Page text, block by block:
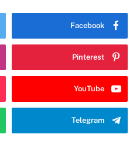
Facebook
Pinterest
YouTube
Telegram